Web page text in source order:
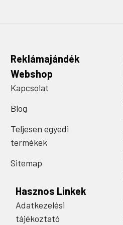
Reklámajándék
Webshop
Kapcsolat
Blog
Teljesen egyedi
termékek
Sitemap
Hasznos Linkek
Adatkezelési
tájékoztató